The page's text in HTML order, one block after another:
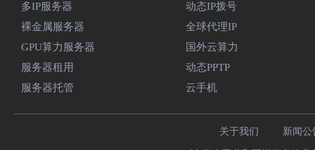
多IP服务器
裸金属服务器
GPU算力服务器
服务器租用
服务器托管
动态IP拨号
全球代理IP
国外云算力
动态PPTP
云手机
关于我们 新闻公